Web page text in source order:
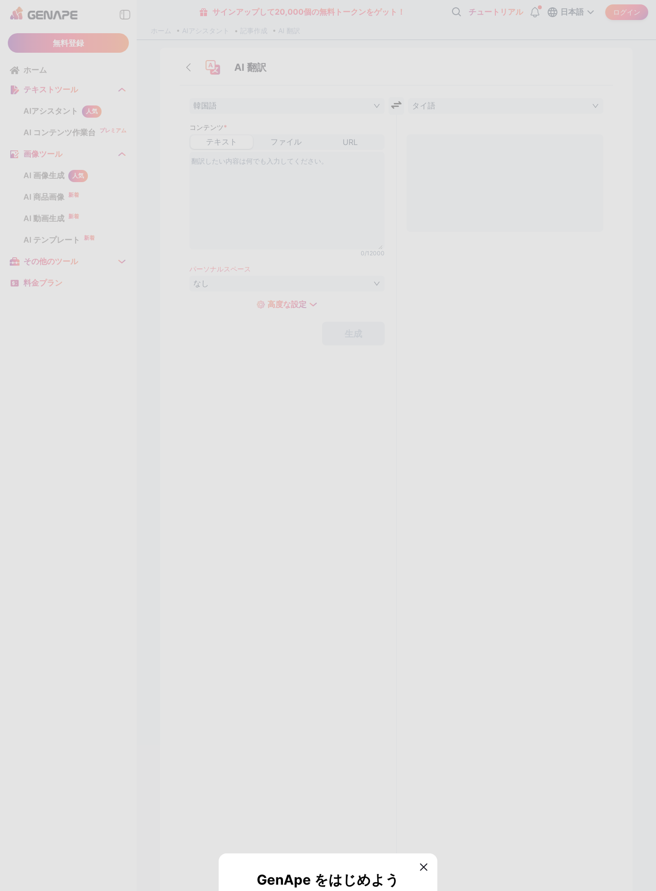
無料登録
ホーム
テキストツール
AIアシスタント 人気
AI コンテンツ作業台 プレミアム
画像ツール
AI 画像生成 人気
AI 商品画像 新着
AI 動画生成 新着
AI テンプレート 新着
その他のツール
料金プラン
サインアップして20,000個の無料トークンをゲット！ チュートリアル 日本語 ログイン
ホーム AIアシスタント 記事作成 AI 翻訳
AI 翻訳
韓国語 タイ語
コンテンツ*
テキスト ファイル URL
0/12000
パーソナルスペース
なし
高度な設定
GenApe をはじめよう